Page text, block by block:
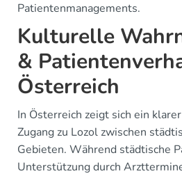
Patientenmanagements.
Kulturelle
&
Österreich
In Österreich zeigt sich ein
Zugang zu Lozol zwischen
Gebieten. Während städtische
Unterstützung durch